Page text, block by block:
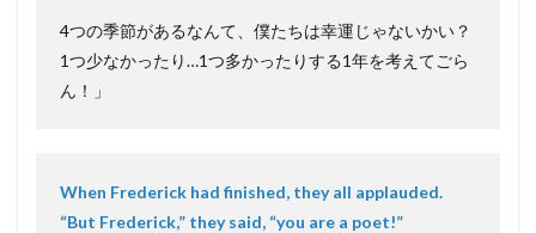
4つの季節があるなんて、僕たちは幸運じゃないかい？
1つ少なかったり…1つ多かったりする1年を考えてごら
ん！」
When Frederick had finished, they all applauded.
“But Frederick,” they said, “you are a poet!”